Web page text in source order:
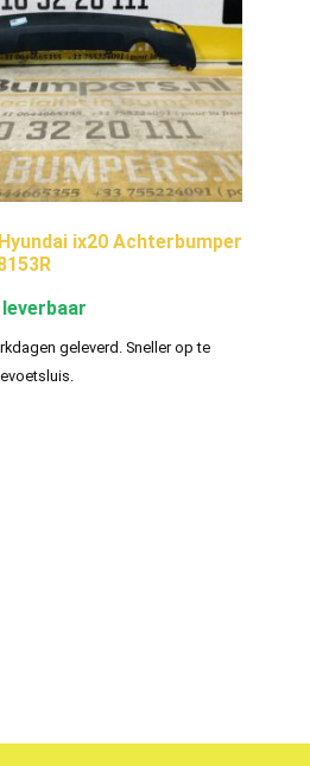
ix20 Achterbumper
geleverd. Sneller op te